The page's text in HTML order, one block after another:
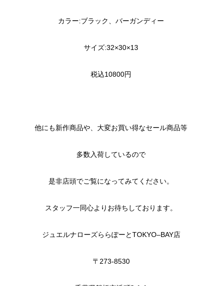
カラー:ブラック、バーガンディー
サイズ:32×30×13
税込10800円
他にも新作商品や、大変お買い得なセール商品等
多数入荷しているので
是非店頭でご覧になってみてください。
スタッフ一同心よりお待ちしております。
ジュエルナローズららぽーとTOKYO–BAY店
〒273-8530